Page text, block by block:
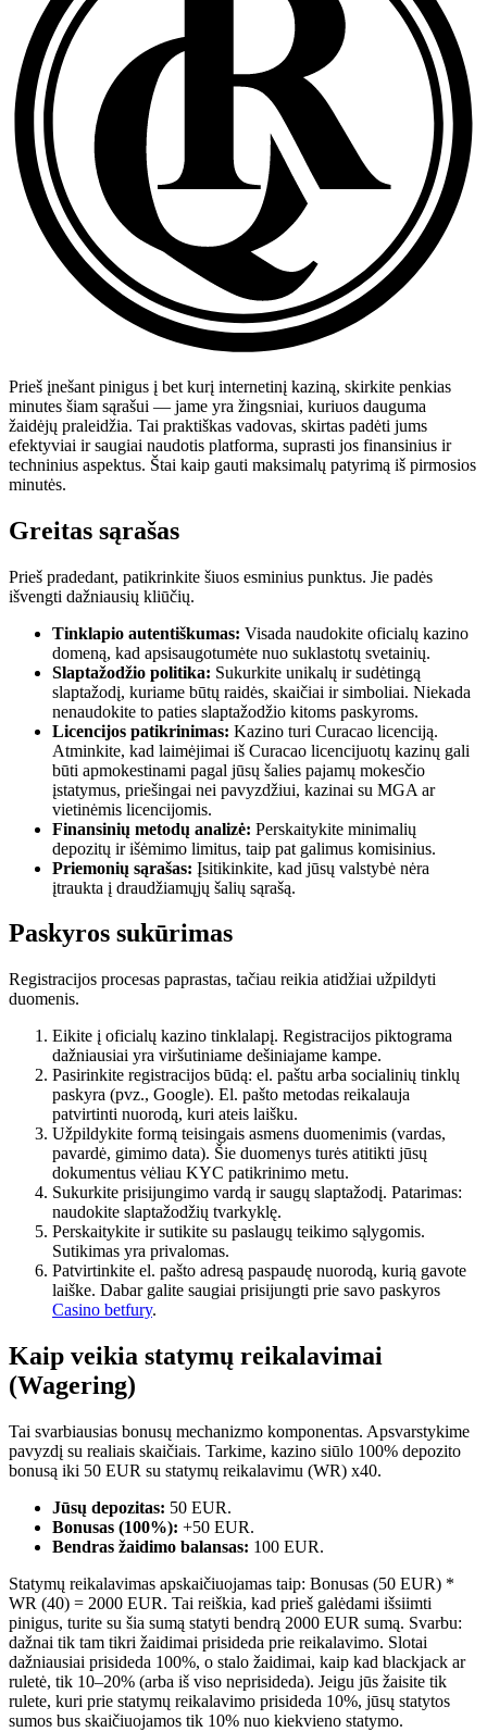
Prieš įnešant pinigus į bet kurį internetinį kaziną, skirkite penkias
minutes šiam sąrašui — jame yra žingsniai, kuriuos dauguma
žaidėjų praleidžia. Tai praktiškas vadovas, skirtas padėti jums
efektyviai ir saugiai naudotis platforma, suprasti jos finansinius ir
techninius aspektus. Štai kaip gauti maksimalų patyrimą iš pirmosios
minutės.
Greitas sąrašas
Prieš pradedant, patikrinkite šiuos esminius punktus. Jie padės
išvengti dažniausių kliūčių.
Tinklapio autentiškumas: Visada naudokite oficialų kazino
domeną, kad apsisaugotumėte nuo suklastotų svetainių.
Slaptažodžio politika: Sukurkite unikalų ir sudėtingą
slaptažodį, kuriame būtų raidės, skaičiai ir simboliai. Niekada
nenaudokite to paties slaptažodžio kitoms paskyroms.
Licencijos patikrinimas: Kazino turi Curacao licenciją.
Atminkite, kad laimėjimai iš Curacao licencijuotų kazinų gali
būti apmokestinami pagal jūsų šalies pajamų mokesčio
įstatymus, priešingai nei pavyzdžiui, kazinai su MGA ar
vietinėmis licencijomis.
Finansinių metodų analizė: Perskaitykite minimalių
depozitų ir išėmimo limitus, taip pat galimus komisinius.
Priemonių sąrašas: Įsitikinkite, kad jūsų valstybė nėra
įtraukta į draudžiamųjų šalių sąrašą.
Paskyros sukūrimas
Registracijos procesas paprastas, tačiau reikia atidžiai užpildyti
duomenis.
Eikite į oficialų kazino tinklalapį. Registracijos piktograma
dažniausiai yra viršutiniame dešiniajame kampe.
Pasirinkite registracijos būdą: el. paštu arba socialinių tinklų
paskyra (pvz., Google). El. pašto metodas reikalauja
patvirtinti nuorodą, kuri ateis laišku.
Užpildykite formą teisingais asmens duomenimis (vardas,
pavardė, gimimo data). Šie duomenys turės atitikti jūsų
dokumentus vėliau KYC patikrinimo metu.
Sukurkite prisijungimo vardą ir saugų slaptažodį. Patarimas:
naudokite slaptažodžių tvarkyklę.
Perskaitykite ir sutikite su paslaugų teikimo sąlygomis.
Sutikimas yra privalomas.
Patvirtinkite el. pašto adresą paspaudę nuorodą, kurią gavote
laiške. Dabar galite saugiai prisijungti prie savo paskyros
Casino betfury.
Kaip veikia statymų reikalavimai
(Wagering)
Tai svarbiausias bonusų mechanizmo komponentas. Apsvarstykime
pavyzdį su realiais skaičiais. Tarkime, kazino siūlo 100% depozito
bonusą iki 50 EUR su statymų reikalavimu (WR) x40.
Jūsų depozitas: 50 EUR.
Bonusas (100%): +50 EUR.
Bendras žaidimo balansas: 100 EUR.
Statymų reikalavimas apskaičiuojamas taip: Bonusas (50 EUR) *
WR (40) = 2000 EUR. Tai reiškia, kad prieš galėdami išsiimti
pinigus, turite su šia sumą statyti bendrą 2000 EUR sumą. Svarbu:
dažnai tik tam tikri žaidimai prisideda prie reikalavimo. Slotai
dažniausiai prisideda 100%, o stalo žaidimai, kaip kad blackjack ar
ruletė, tik 10–20% (arba iš viso neprisideda). Jeigu jūs žaisite tik
rulete, kuri prie statymų reikalavimo prisideda 10%, jūsų statytos
sumos bus skaičiuojamos tik 10% nuo kiekvieno statymo.